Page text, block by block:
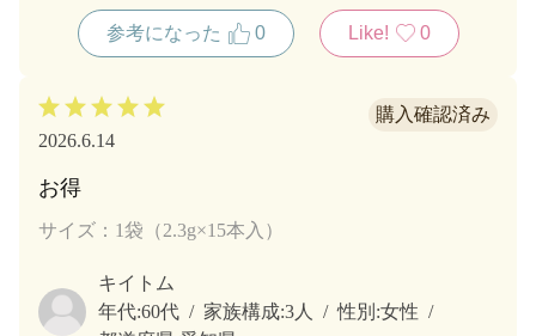
参考になった 0 Like! 0
2026.6.14
お得
サイズ：1袋（2.3g×15本入）
キイトム
年代:60代 家族構成:3人 性別:女性